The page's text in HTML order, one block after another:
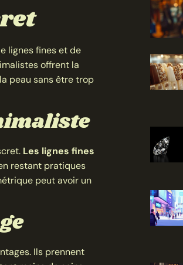
lignes fines et de
offrent la
peau sans être trop
Les lignes fines
restant pratiques
peut avoir un
Ils prennent